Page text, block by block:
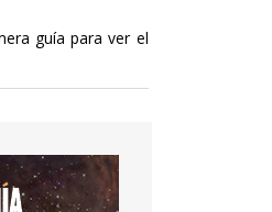
guía para ver el